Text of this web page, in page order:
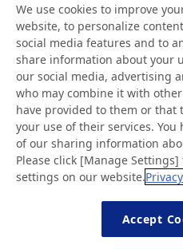
New Products/Technologies
Flex Sensing
Electric Debonding Tape
Notizie
Domande frequenti
We use cookies to improve
website, to personalize
social media features and to
share information about your
our social media, advertising
who may combine it with
have provided to them or that
your use of their services.
of our sharing information
Please click [Manage
settings on our website.
Accept